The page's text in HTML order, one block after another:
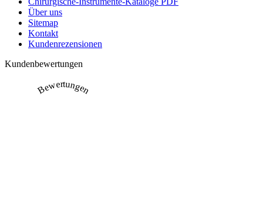
Über uns
Sitemap
Kontakt
Kundenrezensionen
Kundenbewertungen
Bewertungen